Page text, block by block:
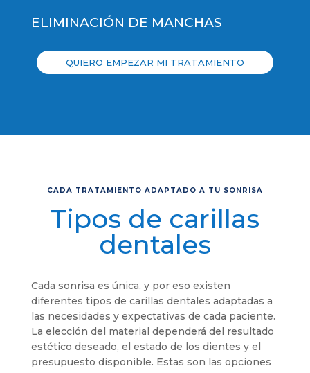
ELIMINACIÓN DE MANCHAS
QUIERO EMPEZAR MI TRATAMIENTO
CADA TRATAMIENTO ADAPTADO A TU SONRISA
Tipos de carillas
dentales
Cada sonrisa es única, y por eso existen
diferentes tipos de carillas dentales adaptadas a
las necesidades y expectativas de cada paciente.
La elección del material dependerá del resultado
estético deseado, el estado de los dientes y el
presupuesto disponible. Estas son las opciones